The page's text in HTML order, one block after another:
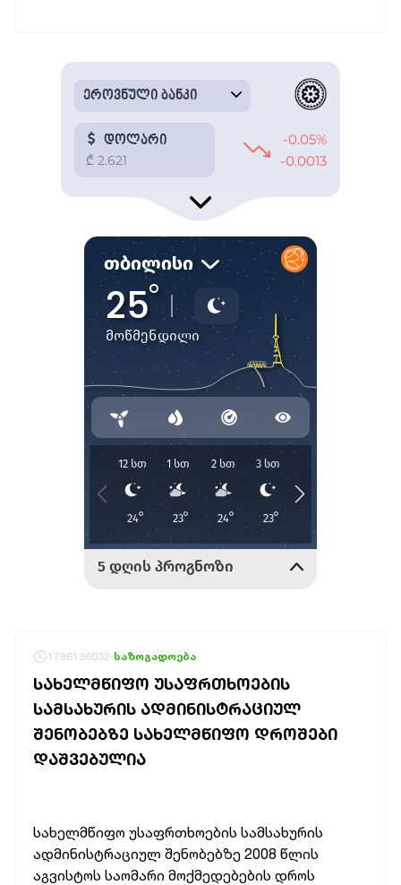
1786136032 საზოგადოება
ᲡᲐᲮᲔᲚᲛᲬᲘᲤᲝ ᲣᲡᲐᲤᲠᲗᲮᲝᲔᲑᲘᲡ
ᲡᲐᲛᲡᲐᲮᲣᲠᲘᲡ ᲐᲓᲛᲘᲜᲘᲡᲢᲠᲐᲪᲘᲣᲚ
ᲨᲔᲜᲝᲑᲔᲑᲖᲔ ᲡᲐᲮᲔᲚᲛᲬᲘᲤᲝ ᲓᲠᲝᲨᲔᲑᲘ
ᲓᲐᲨᲕᲔᲑᲣᲚᲘᲐ
სახელმწიფო უსაფრთხოების სამსახურის
ადმინისტრაციულ შენობებზე 2008 წლის
აგვისტოს საომარი მოქმედებების დროს